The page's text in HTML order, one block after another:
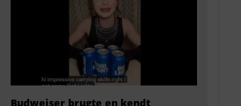
Budweiser brugte en kendt